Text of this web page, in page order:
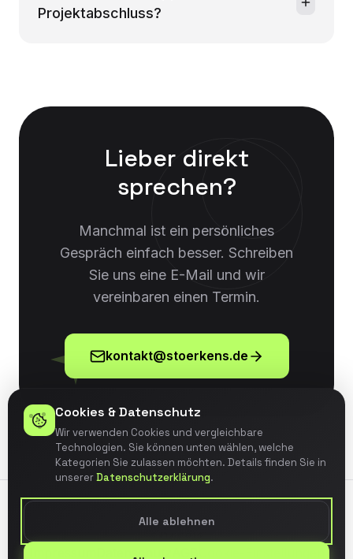
Projektabschluss?
Lieber direkt
sprechen?
Manchmal ist ein persönliches
Gespräch einfach besser. Schreiben
Sie uns eine E-Mail und wir
vereinbaren einen Termin.
kontakt@stoerkens.de
Cookies & Datenschutz
Wir verwenden Cookies und vergleichbare
Technologien. Sie können unten wählen, welche
Kategorien Sie zulassen möchten. Details finden Sie in
unsererDatenschutzerklärung.
Alle ablehnen